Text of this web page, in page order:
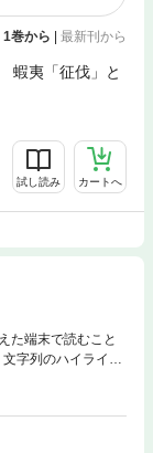
1巻から 最新刊から
蝦夷「征伐」と
試し読み カートへ
た端末で読むこと
字列のハイライ
ん。坂上田村麻呂
っている。鉄をめ
の移配地＝別所説
謎に挑む。写真60